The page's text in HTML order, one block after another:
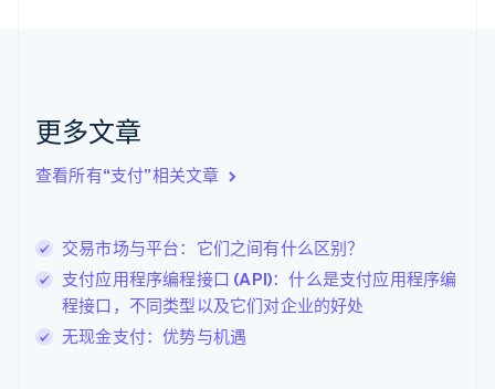
更多文章
查看所有“支付”相关文章
交易市场与平台：它们之间有什么区别？
支付应用程序编程接口 (API)：什么是支付应用程序编
程接口，不同类型以及它们对企业的好处
无现金支付：优势与机遇
English Italiano
拉脱维亚
立陶宛
DeutschEnglish
卢森堡
Français DeutschEnglish
罗马尼亚
English